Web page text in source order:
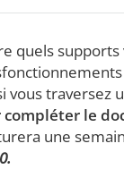
quels
traversez
compléter le
une